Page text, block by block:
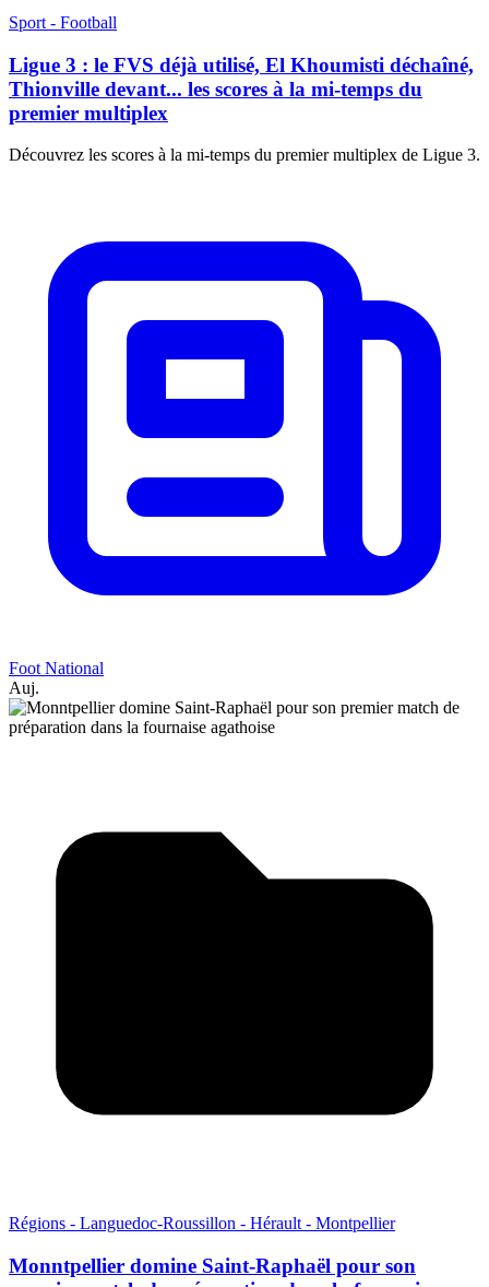
Sport - Football
Ligue 3 : le FVS déjà utilisé, El Khoumisti déchaîné,
Thionville devant... les scores à la mi-temps du
premier multiplex
Découvrez les scores à la mi-temps du premier multiplex de Ligue 3.
Foot National
Auj.
Régions - Languedoc-Roussillon - Hérault - Montpellier
Monntpellier domine Saint-Raphaël pour son